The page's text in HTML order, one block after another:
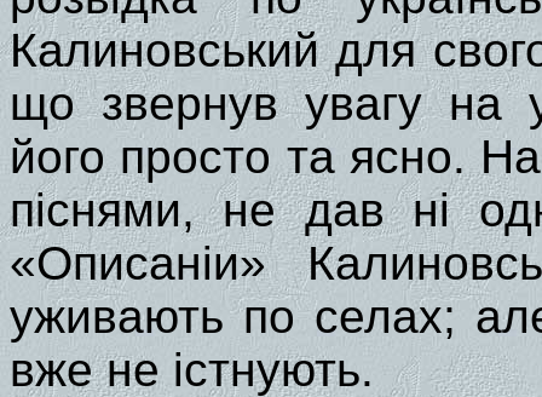
Калиновський для
що звернув увагу на
його просто та ясно.
піснями, не дав ні
«Описаніи»
уживають по селах;
вже не істнують.